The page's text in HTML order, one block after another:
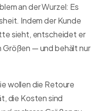
an der Wurzel: Es
Indem der Kunde
sieht, entscheidet er
— und behält nur
wollen die Retoure
die Kosten sind